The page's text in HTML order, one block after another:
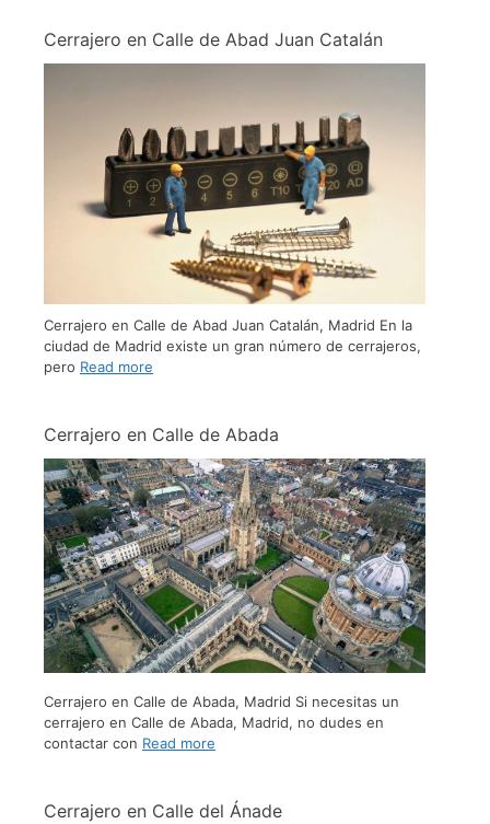
Cerrajero en Calle de Abad Juan Catalán
Cerrajero en Calle de Abad Juan Catalán, Madrid En la
ciudad de Madrid existe un gran número de cerrajeros,
pero Read more
Cerrajero en Calle de Abada
Cerrajero en Calle de Abada, Madrid Si necesitas un
cerrajero en Calle de Abada, Madrid, no dudes en
contactar con Read more
Cerrajero en Calle del Ánade